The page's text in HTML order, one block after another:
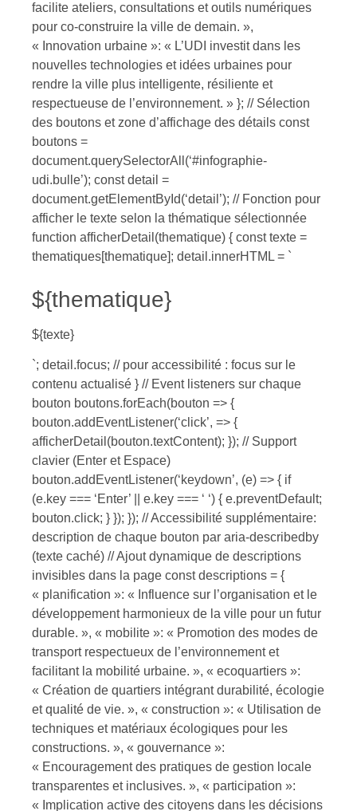
facilite ateliers, consultations et outils numériques
pour co-construire la ville de demain. »,
« Innovation urbaine »: « L’UDI investit dans les
nouvelles technologies et idées urbaines pour
rendre la ville plus intelligente, résiliente et
respectueuse de l’environnement. » }; // Sélection
des boutons et zone d’affichage des détails const
boutons =
document.querySelectorAll(‘#infographie-
udi.bulle’); const detail =
document.getElementById(‘detail’); // Fonction pour
afficher le texte selon la thématique sélectionnée
function afficherDetail(thematique) { const texte =
thematiques[thematique]; detail.innerHTML = `
${thematique}
${texte}
`; detail.focus; // pour accessibilité : focus sur le
contenu actualisé } // Event listeners sur chaque
bouton boutons.forEach(bouton => {
bouton.addEventListener(‘click’, => {
afficherDetail(bouton.textContent); }); // Support
clavier (Enter et Espace)
bouton.addEventListener(‘keydown’, (e) => { if
(e.key === ‘Enter’ || e.key === ‘ ‘) { e.preventDefault;
bouton.click; } }); }); // Accessibilité supplémentaire:
description de chaque bouton par aria-describedby
(texte caché) // Ajout dynamique de descriptions
invisibles dans la page const descriptions = {
« planification »: « Influence sur l’organisation et le
développement harmonieux de la ville pour un futur
durable. », « mobilite »: « Promotion des modes de
transport respectueux de l’environnement et
facilitant la mobilité urbaine. », « ecoquartiers »:
« Création de quartiers intégrant durabilité, écologie
et qualité de vie. », « construction »: « Utilisation de
techniques et matériaux écologiques pour les
constructions. », « gouvernance »:
« Encouragement des pratiques de gestion locale
transparentes et inclusives. », « participation »:
« Implication active des citoyens dans les décisions